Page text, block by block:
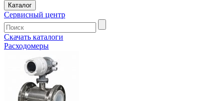
Каталог
Сервисный центр
Скачать каталоги
Расходомеры